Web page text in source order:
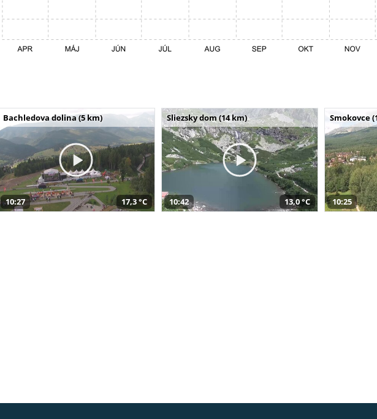
Bachledova dolina (5 km)
10:27 17,3 °C
Sliezsky dom (14 km)
10:42 13,0 °C
Smokovce
10:25